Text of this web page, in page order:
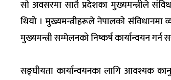
सो अवसरमासातैप्रदेशका मुख्यमन्त्रीले
थियो । मुख्यमन्त्रीहरूले नेपालको संविधानमा
मुख्यमन्त्री सम्मेलनको निष्कर्ष कार्यान्वयन गर्न
सङ्घीयताकार्यान्वयनका लागि आवश्यक